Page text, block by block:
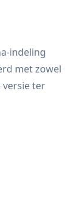
indeling
met zowel
versie ter